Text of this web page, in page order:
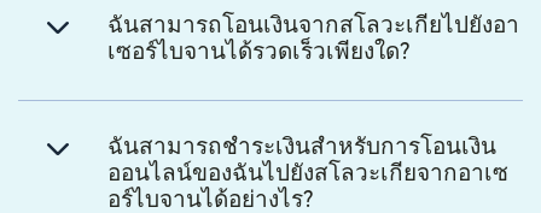
ฉันสามารถโอนเงินจากสโลวะเกียไปยังอา
เซอร์ไบจานได้รวดเร็วเพียงใด?
ฉันสามารถชำระเงินสำหรับการโอนเงิน
ออนไลน์ของฉันไปยังสโลวะเกียจากอาเซ
อร์ไบจานได้อย่างไร?